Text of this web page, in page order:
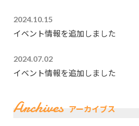
2024.10.15
イベント情報を追加しました
2024.07.02
イベント情報を追加しました
Archives アーカイブス